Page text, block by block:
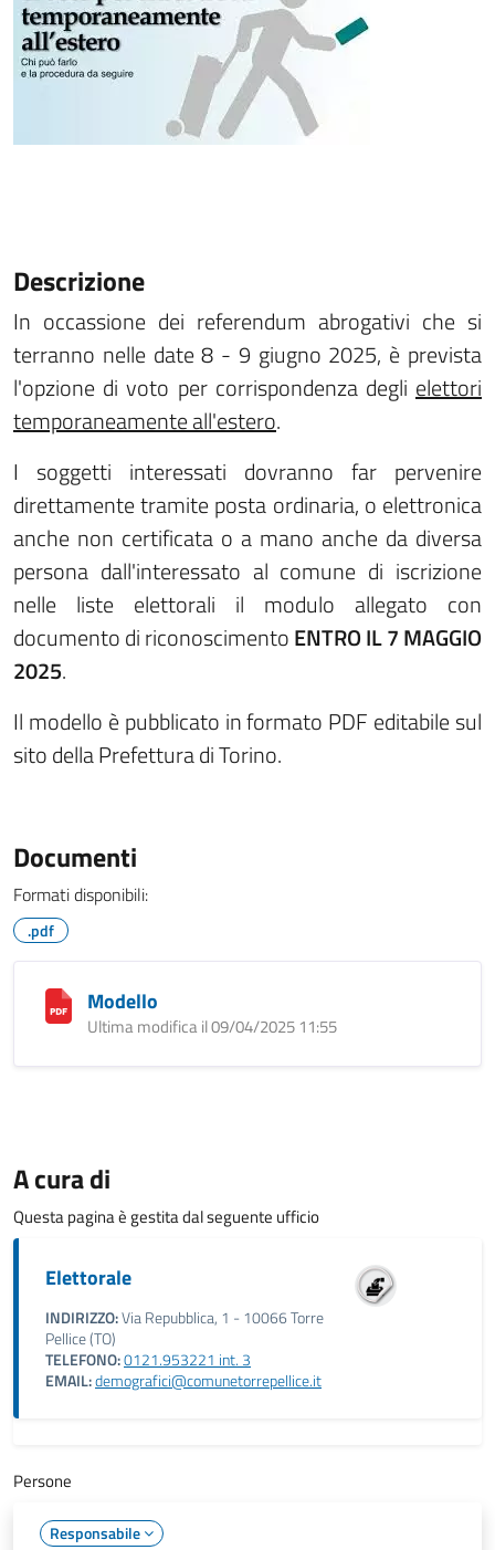
Descrizione
In occassione dei referendum abrogativi che si
terranno nelle date 8 - 9 giugno 2025, è prevista
l'opzione di voto per corrispondenza degli elettori
temporaneamente all'estero.
I soggetti interessati dovranno far pervenire
direttamente tramite posta ordinaria, o elettronica
anche non certificata o a mano anche da diversa
persona dall'interessato al comune di iscrizione
nelle liste elettorali il modulo allegato con
documento di riconoscimentoENTRO IL 7 MAGGIO
2025.
Il modello è pubblicato in formato PDF editabile sul
sito della Prefettura di Torino.
Documenti
Formati disponibili:
.pdf
Modello
Ultima modifica il 09/04/2025 11:55
A cura di
Questa pagina è gestita dal seguente ufficio
Elettorale
INDIRIZZO:Via Repubblica, 1 - 10066 Torre
Pellice (TO)
TELEFONO:0121.953221 int. 3
EMAIL:demografici@comunetorrepellice.it
Persone
Responsabile